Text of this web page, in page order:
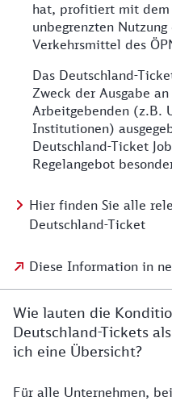
hat, profitiert mit dem
unbegrenzten
Verkehrsmittel des
Das Deutschland-
Zweck der Ausgabe
Arbeitgebenden (z.B.
Institutionen)
Deutschland-Ticket
Regelangebot
Hier finden Sie alle
Deutschland-Ticket
Diese Information in
Wie lauten die
Deutschland-Tickets
ich eine Übersicht?
Für alle Unternehmen,